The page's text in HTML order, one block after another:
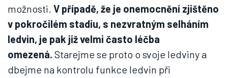
možnosti. V případě, že je onemocnění zjištěno
v pokročilém stadiu, s nezvratným selháním
ledvin, je pak již velmi často léčba
omezená. Starejme se proto o svoje ledviny a
dbejme na kontrolu funkce ledvin při